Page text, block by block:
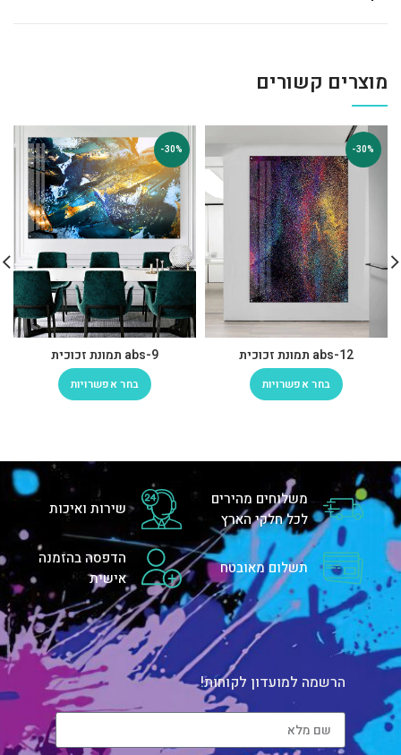
מוצרים קשורים
-30%
abs-12 תמונת זכוכית
בחר אפשרויות
-30%
abs-9 תמונת זכוכית
בחר אפשרויות
משלוחים מהירים
לכל חלקי הארץ
שירות ואיכות
תשלום מאובטח
הדפסה בהזמנה
אישית
הרשמה למועדון לקוחות!